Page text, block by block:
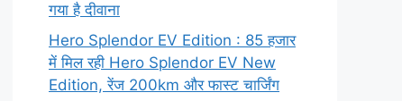
गया है दीवाना
Hero Splendor EV Edition : 85 हजार
में मिल रही Hero Splendor EV New
Edition, रेंज 200km और फास्ट चार्जिंग